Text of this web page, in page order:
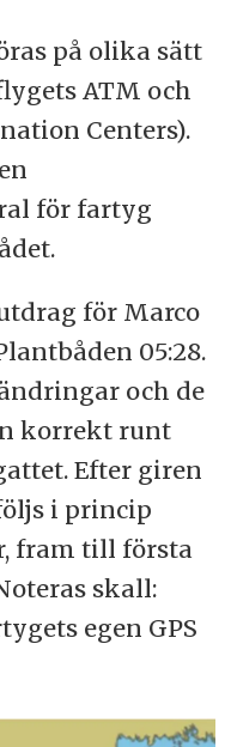
på olika sätt
ATM och
Centers).
för fartyg
för Marco
05:28.
och de
korrekt runt
Efter giren
i princip
fram till första
skall:
egen GPS